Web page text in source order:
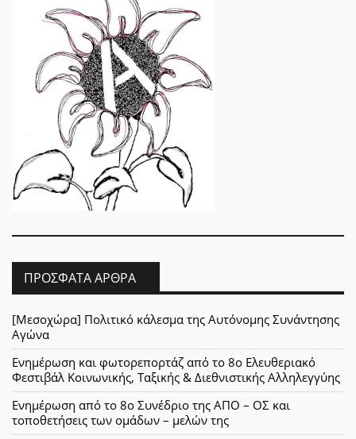
ΠΡΌΣΦΑΤΑ ΆΡΘΡΑ
[Μεσοχώρα] Πολιτικό κάλεσμα της Αυτόνομης Συνάντησης
Αγώνα
Ενημέρωση και φωτορεπορτάζ από το 8ο Ελευθεριακό
Φεστιβάλ Κοινωνικής, Ταξικής & Διεθνιστικής Αλληλεγγύης
Ενημέρωση από το 8ο Συνέδριο της ΑΠΟ – ΟΣ και
τοποθετήσεις των ομάδων – μελών της